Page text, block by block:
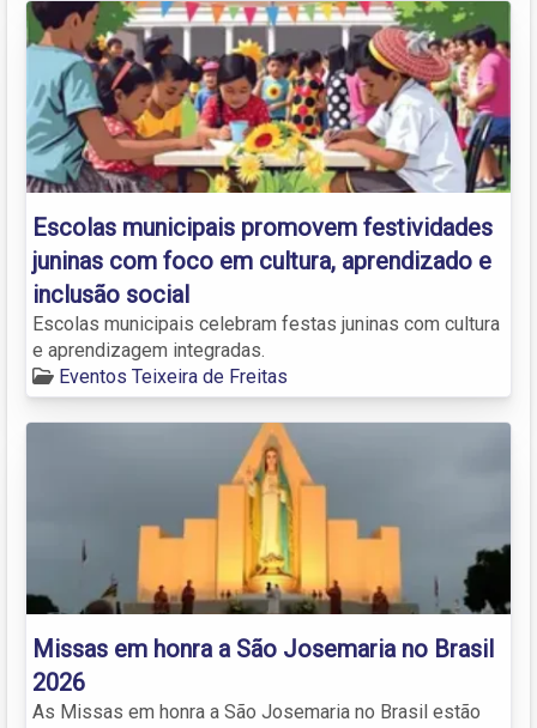
Escolas municipais promovem festividades
juninas com foco em cultura, aprendizado e
inclusão social
Escolas municipais celebram festas juninas com cultura
e aprendizagem integradas.
Eventos Teixeira de Freitas
Missas em honra a São Josemaria no Brasil
2026
As Missas em honra a São Josemaria no Brasil estão